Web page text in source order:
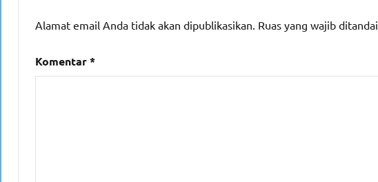
Alamat email Anda tidak akan dipublikasikan. Ruas yang wajib ditandai
Komentar*